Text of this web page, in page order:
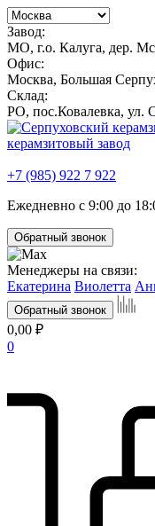
Завод:
МО, г.о. Калуга, дер.
Офис:
Москва, Большая
Склад:
РО, пос.Ковалевка, ул.
керамзитовый завод
+7 (985) 922 7 922
Ежедневно с 9:00 до
Обратный звонок
Менеджеры на связи:
Екатерина Виолетта
Обратный звонок
0,00 ₽
0